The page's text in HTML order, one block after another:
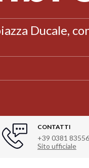
Ducale,
CONTATTI
+39 0381 83556
Sito ufficiale